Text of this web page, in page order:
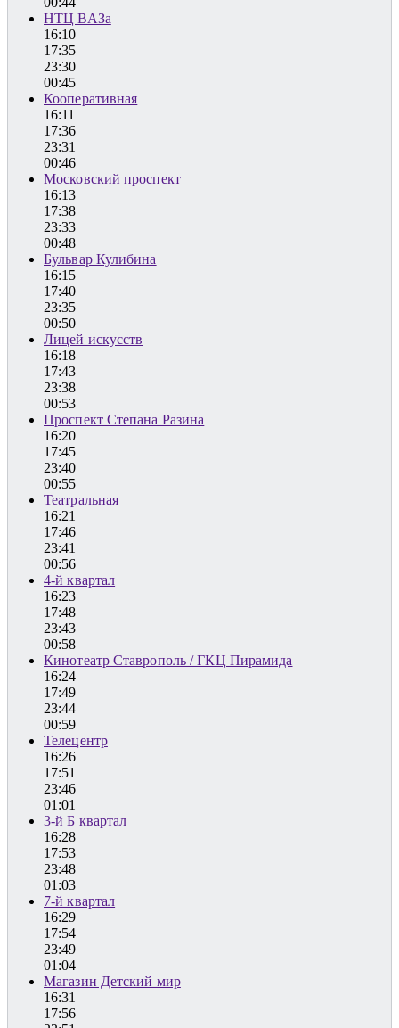
НТЦ ВАЗа
16:10
17:35
23:30
00:45
Кооперативная
16:11
17:36
23:31
00:46
Московский проспект
16:13
17:38
23:33
00:48
Бульвар Кулибина
16:15
17:40
23:35
00:50
Лицей искусств
16:18
17:43
23:38
00:53
Проспект Степана Разина
16:20
17:45
23:40
00:55
Театральная
16:21
17:46
23:41
00:56
4-й квартал
16:23
17:48
23:43
00:58
Кинотеатр Ставрополь / ГКЦ Пирамида
16:24
17:49
23:44
00:59
Телецентр
16:26
17:51
23:46
01:01
3-й Б квартал
16:28
17:53
23:48
01:03
7-й квартал
16:29
17:54
23:49
01:04
Магазин Детский мир
16:31
17:56